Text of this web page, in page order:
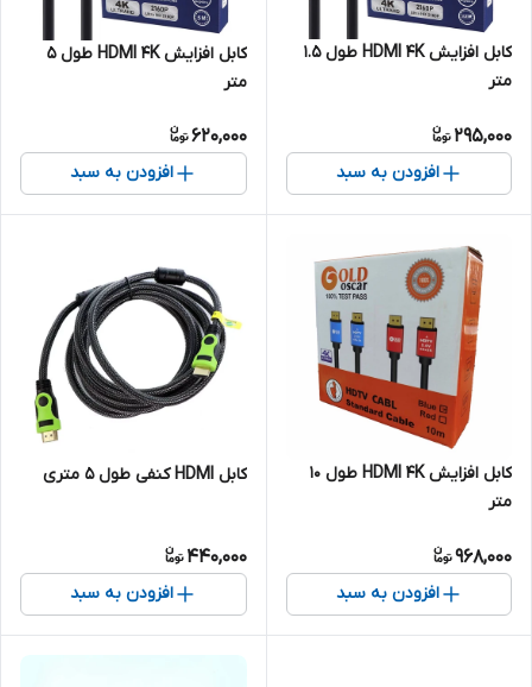
کابل افزایش HDMI 4K طول 1.5
متر
295,000
افزودن به سبد
کابل افزایش HDMI 4K طول 5
متر
620,000
افزودن به سبد
کابل افزایش HDMI 4K طول 10
متر
968,000
افزودن به سبد
کابل HDMI کنفی طول 5 متری
440,000
افزودن به سبد